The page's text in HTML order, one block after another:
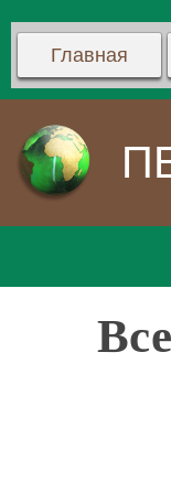
Главная